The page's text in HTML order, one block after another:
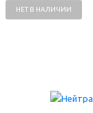
НЕТ В НАЛИЧИИ